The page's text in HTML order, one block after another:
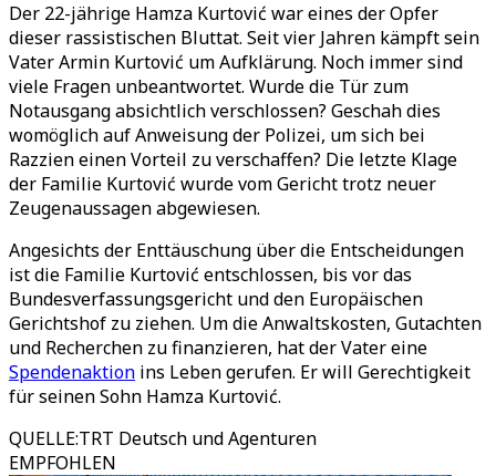
Der 22-jährige Hamza Kurtović war eines der Opfer
dieser rassistischen Bluttat. Seit vier Jahren kämpft sein
Vater Armin Kurtović um Aufklärung. Noch immer sind
viele Fragen unbeantwortet. Wurde die Tür zum
Notausgang absichtlich verschlossen? Geschah dies
womöglich auf Anweisung der Polizei, um sich bei
Razzien einen Vorteil zu verschaffen? Die letzte Klage
der Familie Kurtović wurde vom Gericht trotz neuer
Zeugenaussagen abgewiesen.
Angesichts der Enttäuschung über die Entscheidungen
ist die Familie Kurtović entschlossen, bis vor das
Bundesverfassungsgericht und den Europäischen
Gerichtshof zu ziehen. Um die Anwaltskosten, Gutachten
und Recherchen zu finanzieren, hat der Vater eine
Spendenaktion ins Leben gerufen. Er will Gerechtigkeit
für seinen Sohn Hamza Kurtović.
QUELLE:TRT Deutsch und Agenturen
EMPFOHLEN